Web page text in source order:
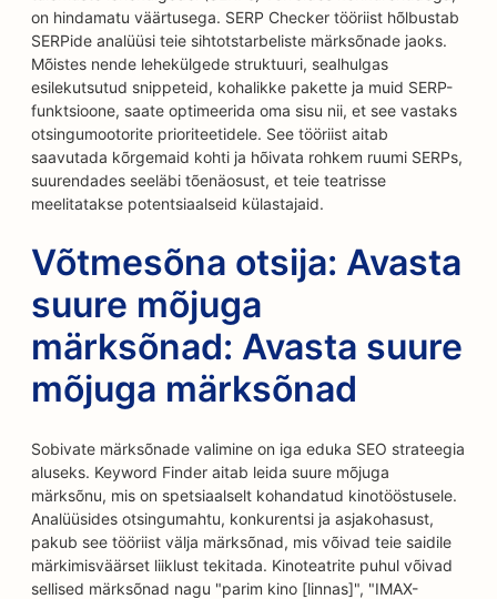
on hindamatu väärtusega. SERP Checker tööriist hõlbustab
SERPide analüüsi teie sihtotstarbeliste märksõnade jaoks.
Mõistes nende lehekülgede struktuuri, sealhulgas
esilekutsutud snippeteid, kohalikke pakette ja muid SERP-
funktsioone, saate optimeerida oma sisu nii, et see vastaks
otsingumootorite prioriteetidele. See tööriist aitab
saavutada kõrgemaid kohti ja hõivata rohkem ruumi SERPs,
suurendades seeläbi tõenäosust, et teie teatrisse
meelitatakse potentsiaalseid külastajaid.
Võtmesõna otsija: Avasta
suure mõjuga
märksõnad: Avasta suure
mõjuga märksõnad
Sobivate märksõnade valimine on iga eduka SEO strateegia
aluseks. Keyword Finder aitab leida suure mõjuga
märksõnu, mis on spetsiaalselt kohandatud kinotööstusele.
Analüüsides otsingumahtu, konkurentsi ja asjakohasust,
pakub see tööriist välja märksõnad, mis võivad teie saidile
märkimisväärset liiklust tekitada. Kinoteatrite puhul võivad
sellised märksõnad nagu "parim kino [linnas]", "IMAX-